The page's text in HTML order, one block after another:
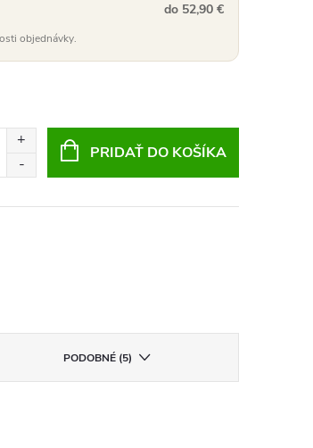
do 52,90 €
objednávky.
PRIDAŤ DO KOŠÍKA
PODOBNÉ (5)